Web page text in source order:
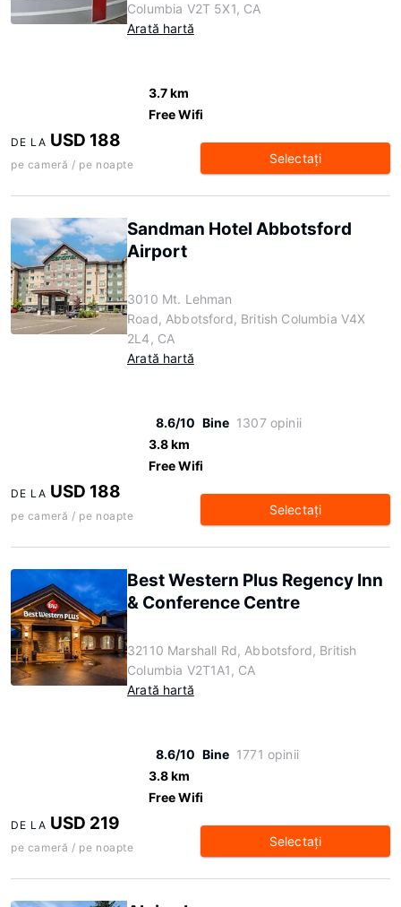
Columbia V2T 5X1, CA
Arată hartă
3.7 km
Free Wifi
DE LA USD 188
pe cameră / pe noapte Selectaţi
Sandman Hotel Abbotsford
Airport
3010 Mt. Lehman
Road, Abbotsford, British Columbia V4X
2L4, CA
Arată hartă
8.6/10 Bine 1307 opinii
3.8 km
Free Wifi
DE LA USD 188
pe cameră / pe noapte Selectaţi
Best Western Plus Regency Inn
& Conference Centre
32110 Marshall Rd, Abbotsford, British
Columbia V2T1A1, CA
Arată hartă
8.6/10 Bine 1771 opinii
3.8 km
Free Wifi
DE LA USD 219
pe cameră / pe noapte Selectaţi